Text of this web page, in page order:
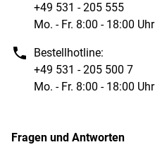
+49 531 - 205 555
Mo. - Fr. 8:00 - 18:00 Uhr
Bestellhotline:
+49 531 - 205 500 7
Mo. - Fr. 8:00 - 18:00 Uhr
Fragen und Antworten